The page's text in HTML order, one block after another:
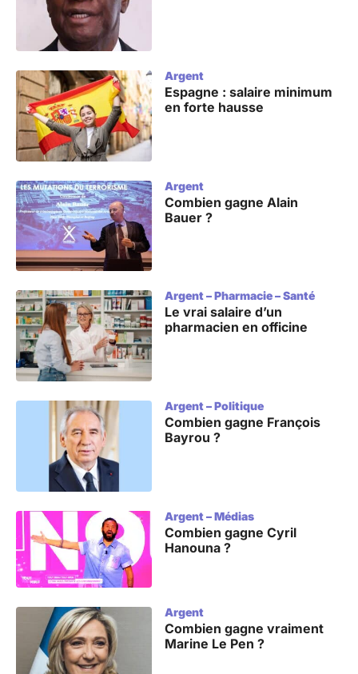
Argent
Espagne : salaire minimum
en forte hausse
Argent
Combien gagne Alain
Bauer ?
Argent–Pharmacie – Santé
Le vrai salaire d’un
pharmacien en officine
Argent–Politique
Combien gagne François
Bayrou ?
Argent–Médias
Combien gagne Cyril
Hanouna ?
Argent
Combien gagne vraiment
Marine Le Pen ?